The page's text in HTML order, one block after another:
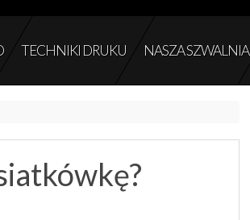
TECHNIKI DRUKU NASZA SZWALNIA